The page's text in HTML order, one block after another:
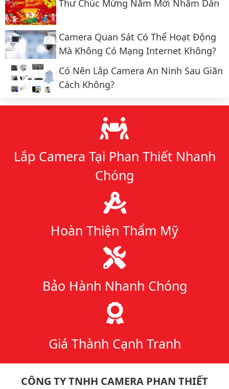
Thư Chúc Mừng Năm Mới Nhâm Dần
Camera Quan Sát Có Thể Hoạt Động
Mà Không Có Mạng Internet Không?
Có Nên Lắp Camera An Ninh Sau Giãn
Cách Không?
Lý do chọn chúng tôi
Lắp Camera Tại Phan Thiết Nhanh
Chóng
Hoàn Thiện Thẩm Mỹ
Bảo Hành Nhanh Chóng
Giá Thành Cạnh Tranh
CÔNG TY TNHH CAMERA PHAN THIẾT